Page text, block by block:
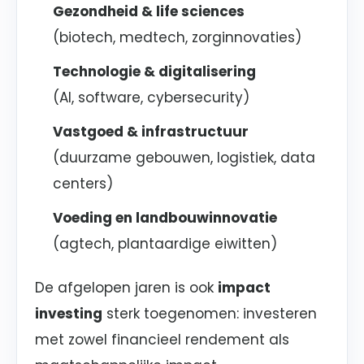
Gezondheid & life sciences
(biotech, medtech, zorginnovaties)
Technologie & digitalisering
(AI, software, cybersecurity)
Vastgoed & infrastructuur
(duurzame gebouwen, logistiek, data
centers)
Voeding en landbouwinnovatie
(agtech, plantaardige eiwitten)
De afgelopen jaren is ook impact
investing sterk toegenomen: investeren
met zowel financieel rendement als